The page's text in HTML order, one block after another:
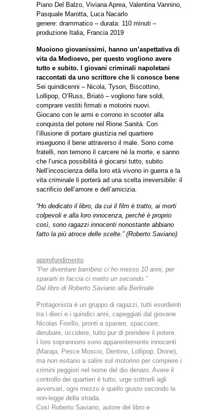
Piano Del Balzo, Viviana Aprea, Valentina Vannino,
Pasquale Marotta, Luca Nacarlo
genere: drammatico – durata: 110 minuti –
produzione Italia, Francia 2019
Muoiono giovanissimi, hanno un’aspettativa di
vita da Medioevo, per questo vogliono avere
tutto e subito. I giovani criminali napoletani
raccontati da uno scrittore che li conosce bene
Sei quindicenni – Nicola, Tyson, Biscottino,
Lollipop, O’Russ, Briatò – vogliono fare soldi,
comprare vestiti firmati e motorini nuovi.
Giocano con le armi e corrono in scooter alla
conquista del potere nel Rione Sanità. Con
l’illusione di portare giustizia nel quartiere
inseguono il bene attraverso il male. Sono come
fratelli, non temono il carcere né la morte, e sanno
che l’unica possibilità è giocarsi tutto, subito.
Nell’incoscienza della loro età vivono in guerra e la
vita criminale li porterà ad una scelta irreversibile: il
sacrificio dell’amore e dell’amicizia.
“Ho dedicato il libro, da cui il film è tratto, ai morti
colpevoli e alla loro innocenza, perché è proprio
così, sono ragazzi innocenti nonostante abbiano
fatto la più atroce delle scelte.” (Roberto Saviano)
approfondimento
“Per diventare bambino ci ho messo 10 anni, per
spararti in faccia ci metto un secondo.”
Dal libro di Roberto Saviano alla Berlinale
Protagonista è un gruppo di ragazzi, tutti esordienti
tra i dieci e i quindici anni, capeggiati dal giovane
Nicolas Fiorillo, pronti a sparare, spacciare,
derubare, uccidere, tutto pur di prendere il potere.
I loro soprannomi sono apparentemente innocenti
(Maraja, Pesce Moscio, Dentino, Lollipop, Drone),
ma non esitano a salire sul motorino per compiere i
crimini peggiori nel nome del dio denaro. Avere il
controllo dei quartieri è tutto, urge sottrarli agli
avversari, ogni mezzo è quello giusto secondo la
non-legge della strada.
Così Roberto Saviano, autore del libro e